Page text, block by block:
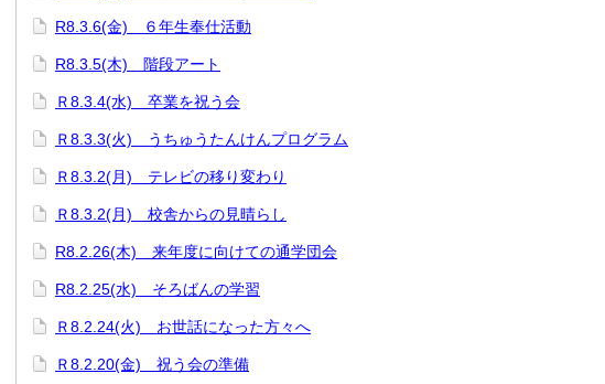
R8.3.6(金) ６年生奉仕活動
R8.3.5(木) 階段アート
Ｒ8.3.4(水) 卒業を祝う会
Ｒ8.3.3(火) うちゅうたんけんプログラム
Ｒ8.3.2(月) テレビの移り変わり
Ｒ8.3.2(月) 校舎からの見晴らし
R8.2.26(木) 来年度に向けての通学団会
R8.2.25(水) そろばんの学習
Ｒ8.2.24(火) お世話になった方々へ
Ｒ8.2.20(金) 祝う会の準備